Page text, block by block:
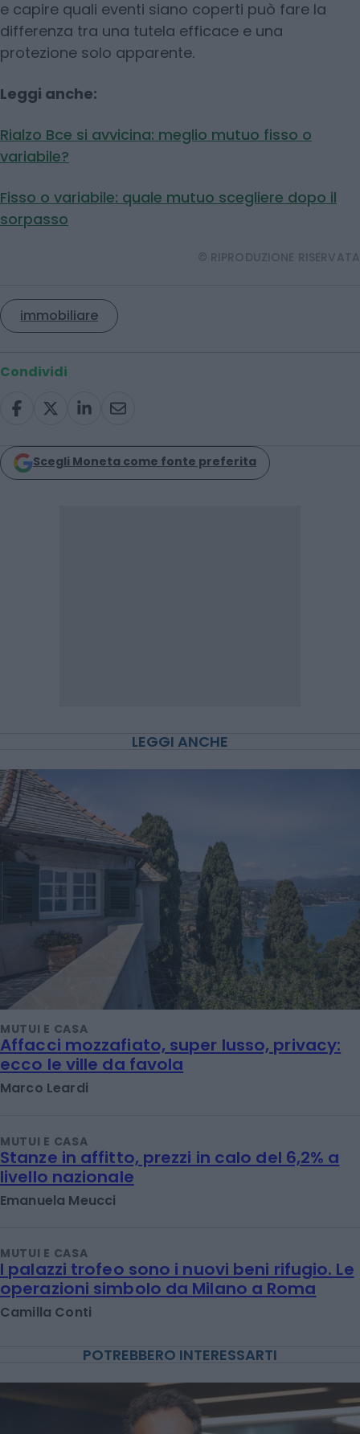
e capire quali eventi siano coperti può fare la
differenza tra una tutela efficace e una
protezione solo apparente.
Leggi anche:
Rialzo Bce si avvicina: meglio mutuo fisso o
variabile?
Fisso o variabile: quale mutuo scegliere dopo il
sorpasso
© RIPRODUZIONE RISERVATA
immobiliare
Condividi
Scegli Moneta come fonte preferita
LEGGI ANCHE
MUTUI E CASA
Affacci mozzafiato, super lusso, privacy:
ecco le ville da favola
Marco Leardi
MUTUI E CASA
Stanze in affitto, prezzi in calo del 6,2% a
livello nazionale
Emanuela Meucci
MUTUI E CASA
I palazzi trofeo sono i nuovi beni rifugio. Le
operazioni simbolo da Milano a Roma
Camilla Conti
POTREBBERO INTERESSARTI